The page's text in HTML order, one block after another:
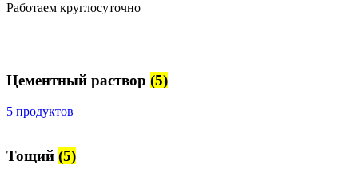
Работаем круглосуточно
Цементный раствор (5)
5 продуктов
Тощий (5)